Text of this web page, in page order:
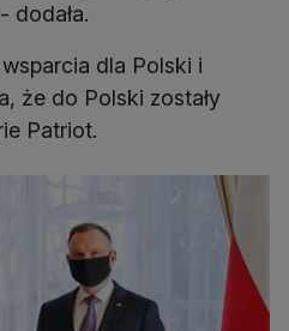
dodała.
dla Polski i
że do Polski zostały
Patriot.